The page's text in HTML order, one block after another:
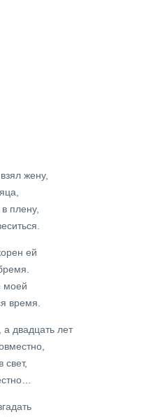
жену,
плену,
ей
моей
время.
двадцать лет
свет,